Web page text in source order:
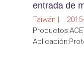
entrada de
Taiwán |